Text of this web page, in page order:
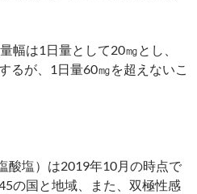
幅は1日量として20㎎とし、
るが、1日量60㎎を超えないこ
酸塩）は2019年10月の時点で
の国と地域、また、双極性感